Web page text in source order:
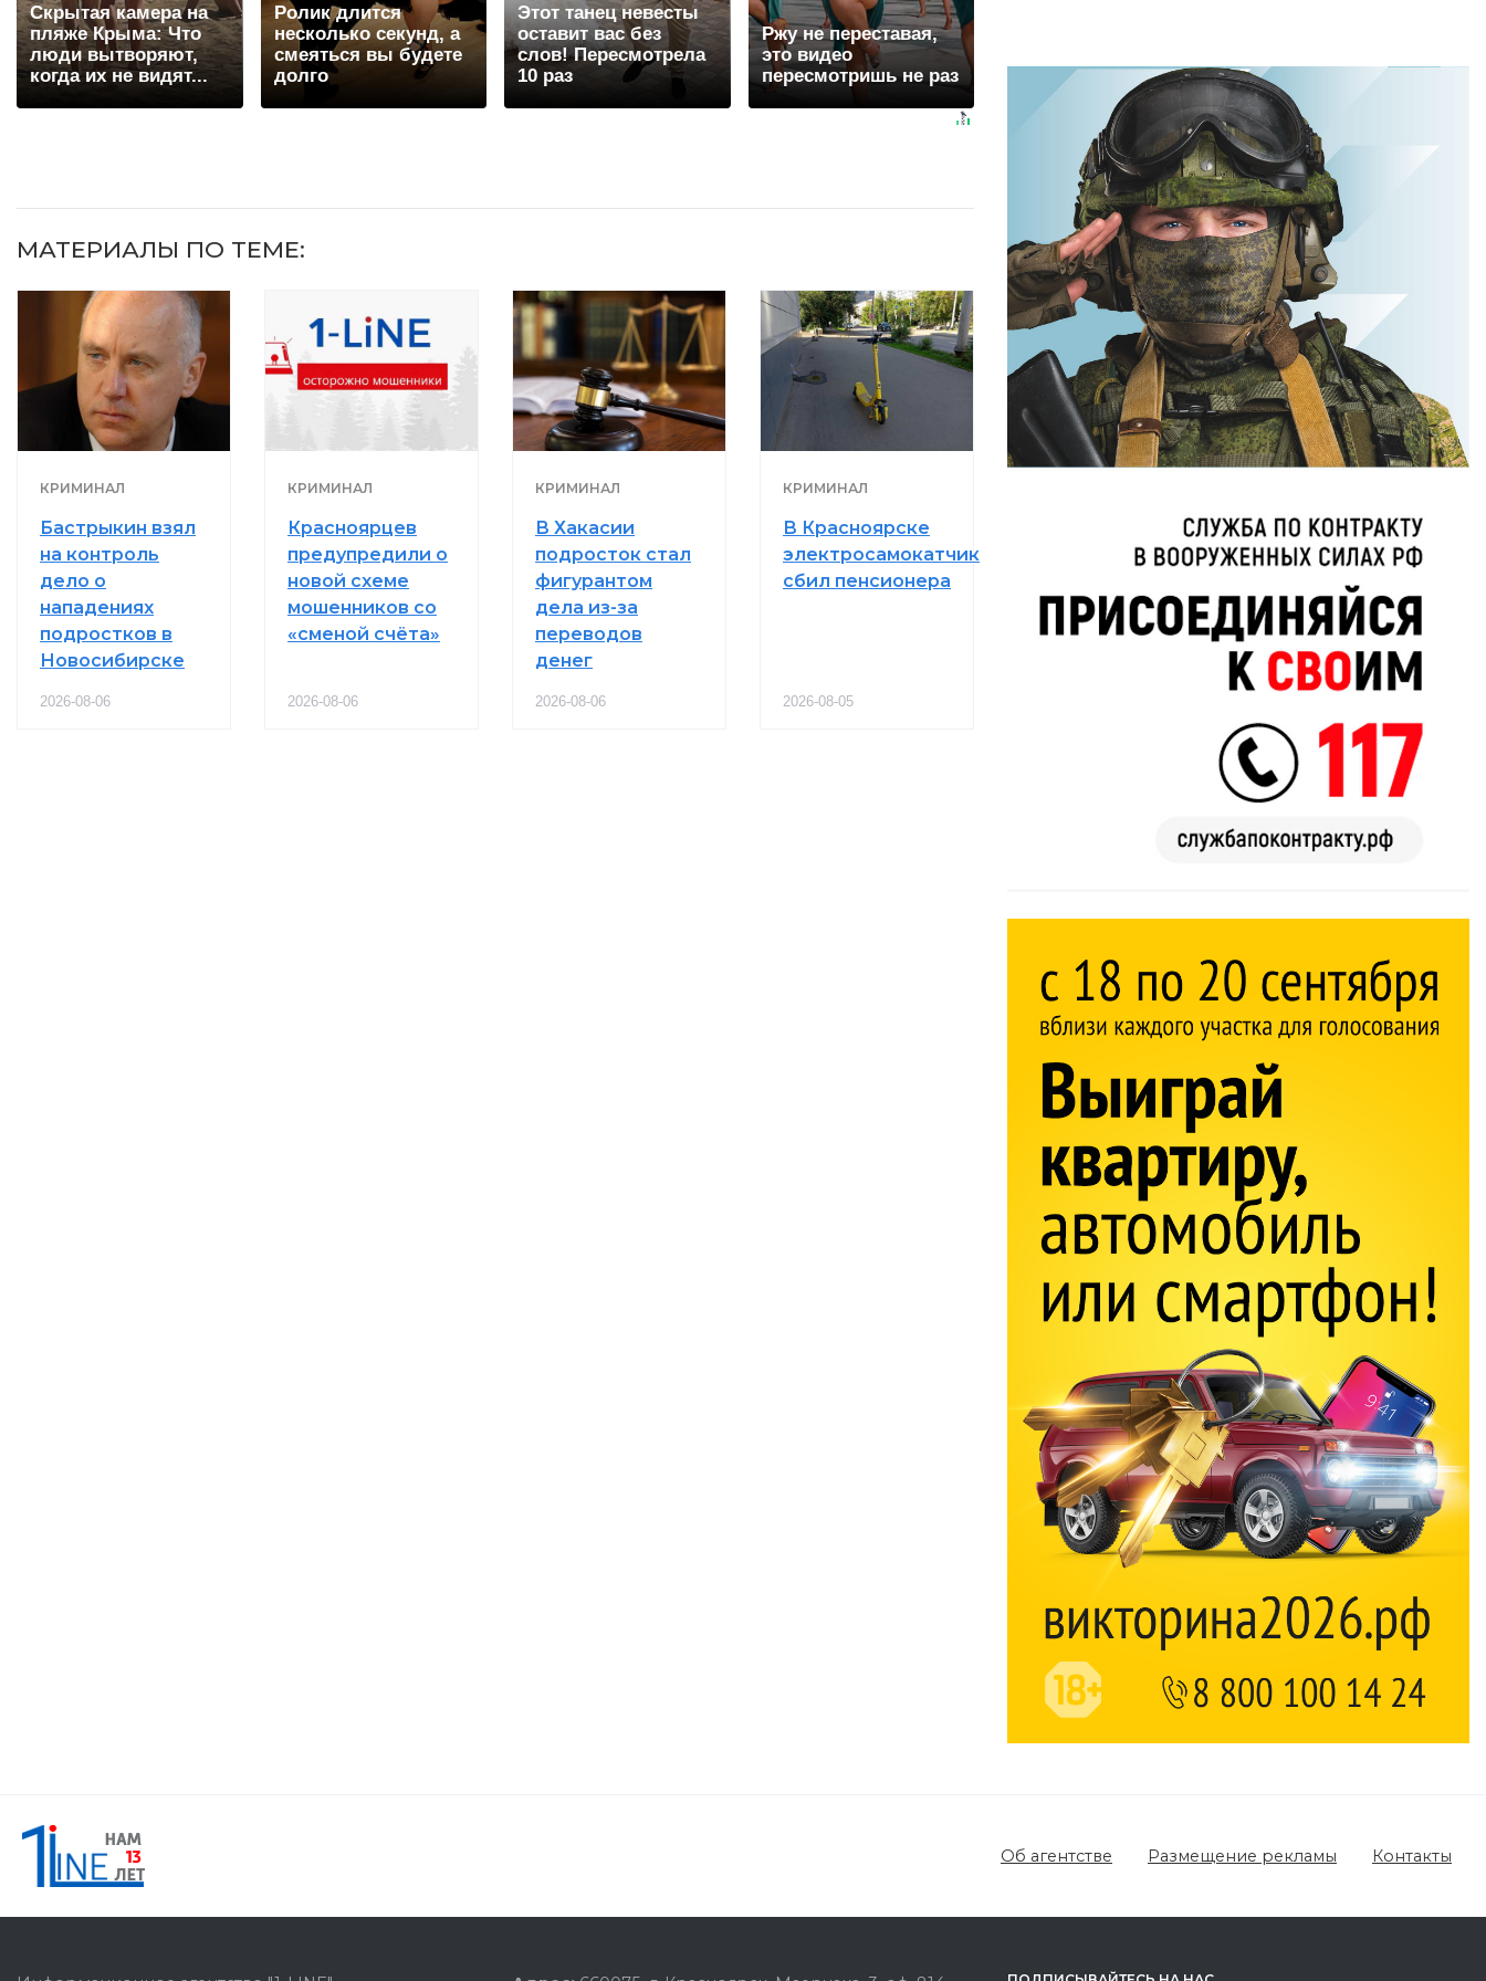
Скрытая камера на
пляже Крыма: Что
люди вытворяют,
когда их не видят...
Ролик длится
несколько секунд, а
смеяться вы будете
долго
Этот танец невесты
оставит вас без
слов! Пересмотрела
10 раз
Ржу не переставая,
это видео
пересмотришь не раз
МАТЕРИАЛЫ ПО ТЕМЕ:
КРИМИНАЛ
Бастрыкин взял
на контроль
дело о
нападениях
подростков в
Новосибирске
2026-08-06
КРИМИНАЛ
Красноярцев
предупредили о
новой схеме
мошенников со
«сменой счёта»
2026-08-06
КРИМИНАЛ
В Хакасии
подросток стал
фигурантом
дела из-за
переводов
денег
2026-08-06
КРИМИНАЛ
В Красноярске
электросамокатчик
сбил пенсионера
2026-08-05
Об агентстве Размещение рекламы Контакты